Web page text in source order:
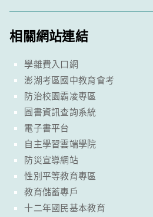
相關網站連結
學雜費入口網
澎湖考區國中教育會考
防治校園霸凌專區
圖書資訊查詢系統
電子書平台
自主學習雲端學院
防災宣導網站
性別平等教育專區
教育儲蓄專戶
十二年國民基本教育